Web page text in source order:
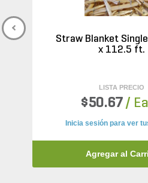
Straw Blanket
x 112.5 ft.
LISTA PRECIO
$50.67 /
Inicia sesión para ver
Agregar al